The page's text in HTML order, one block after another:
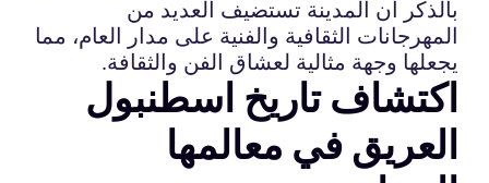
بالذكر أن المدينة تستضيف العديد من
المهرجانات الثقافية والفنية على مدار العام، مما
يجعلها وجهة مثالية لعشاق الفن والثقافة.
اكتشاف تاريخ اسطنبول
العريق في معالمها